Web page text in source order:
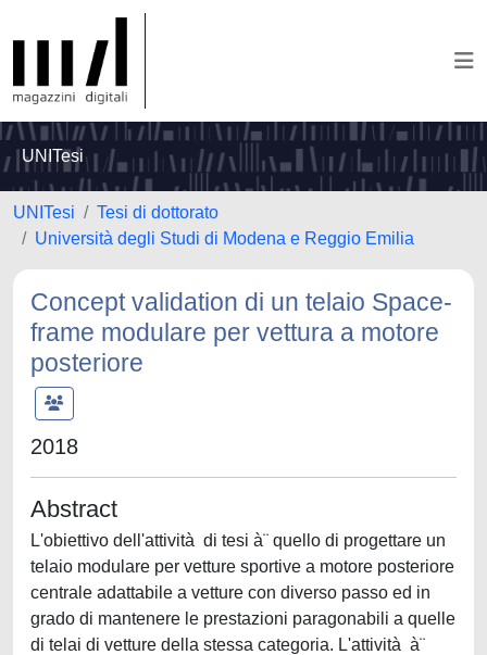
UNITesi
UNITesi
Tesi di dottorato
Università degli Studi di Modena e Reggio Emilia
Concept validation di un telaio Space-
frame modulare per vettura a motore
posteriore
2018
Abstract
L'obiettivo dell'attività di tesi à¨ quello di progettare un
telaio modulare per vetture sportive a motore posteriore
centrale adattabile a vetture con diverso passo ed in
grado di mantenere le prestazioni paragonabili a quelle
di telai di vetture della stessa categoria. L'attività à¨